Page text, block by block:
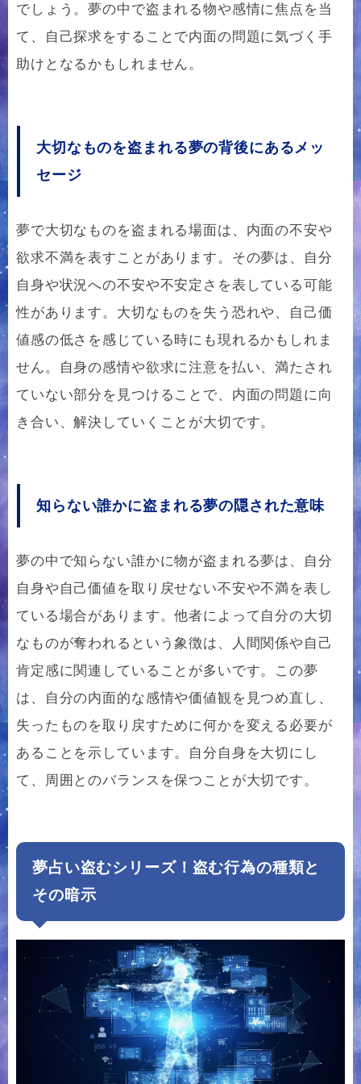
でしょう。夢の中で盗まれる物や感情に焦点を当
て、自己探求をすることで内面の問題に気づく手
助けとなるかもしれません。
大切なものを盗まれる夢の背後にあるメッ
セージ
夢で大切なものを盗まれる場面は、内面の不安や
欲求不満を表すことがあります。その夢は、自分
自身や状況への不安や不安定さを表している可能
性があります。大切なものを失う恐れや、自己価
値感の低さを感じている時にも現れるかもしれま
せん。自身の感情や欲求に注意を払い、満たされ
ていない部分を見つけることで、内面の問題に向
き合い、解決していくことが大切です。
知らない誰かに盗まれる夢の隠された意味
夢の中で知らない誰かに物が盗まれる夢は、自分
自身や自己価値を取り戻せない不安や不満を表し
ている場合があります。他者によって自分の大切
なものが奪われるという象徴は、人間関係や自己
肯定感に関連していることが多いです。この夢
は、自分の内面的な感情や価値観を見つめ直し、
失ったものを取り戻すために何かを変える必要が
あることを示しています。自分自身を大切にし
て、周囲とのバランスを保つことが大切です。
夢占い盗むシリーズ！盗む行為の種類と
その暗示